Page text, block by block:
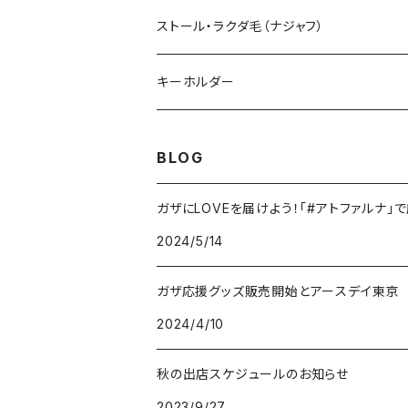
ショルダーバッグ
ポシェット
ストール・ラクダ毛（ナジャフ）
キーホルダー
BLOG
ガザにLOVEを届けよう！「#アトファルナ」
2024/5/14
ガザ応援グッズ販売開始とアースデイ東京
2024/4/10
秋の出店スケジュールのお知らせ